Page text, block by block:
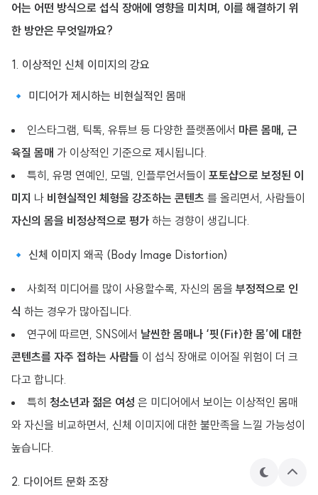
어는 어떤 방식으로 섭식 장애에 영향을 미치며, 이를 해결하기 위
한 방안은 무엇일까요?
1. 이상적인 신체 이미지의 강요
🔹 미디어가 제시하는 비현실적인 몸매
인스타그램, 틱톡, 유튜브 등 다양한 플랫폼에서 마른 몸매, 근
육질 몸매 가 이상적인 기준으로 제시됩니다.
특히, 유명 연예인, 모델, 인플루언서들이 포토샵으로 보정된 이
미지 나 비현실적인 체형을 강조하는 콘텐츠 를 올리면서, 사람들이
자신의 몸을 비정상적으로 평가 하는 경향이 생깁니다.
🔹 신체 이미지 왜곡 (Body Image Distortion)
사회적 미디어를 많이 사용할수록, 자신의 몸을 부정적으로 인
식 하는 경우가 많아집니다.
연구에 따르면, SNS에서 날씬한 몸매나 ‘핏(Fit)한 몸’에 대한
콘텐츠를 자주 접하는 사람들 이 섭식 장애로 이어질 위험이 더 크
다고 합니다.
특히 청소년과 젊은 여성 은 미디어에서 보이는 이상적인 몸매
와 자신을 비교하면서, 신체 이미지에 대한 불만족을 느낄 가능성이
높습니다.
2. 다이어트 문화 조장
테
상